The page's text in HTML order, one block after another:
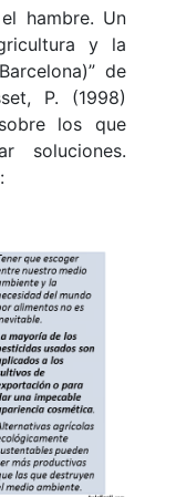
hambre. Un
y la
de
P. (1998)
los que
soluciones.